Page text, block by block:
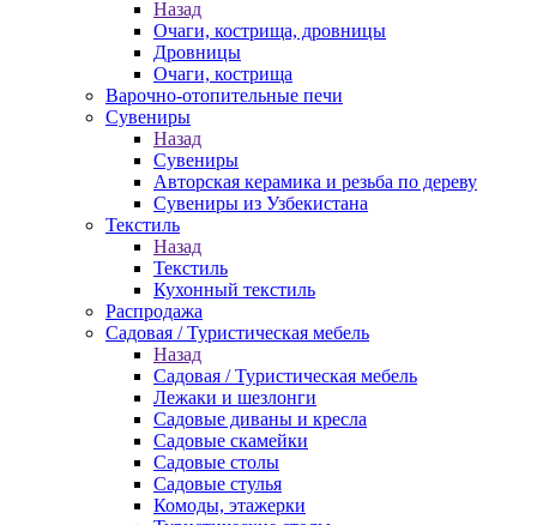
Назад
Очаги, кострища, дровницы
Дровницы
Очаги, кострища
Варочно-отопительные печи
Сувениры
Назад
Сувениры
Авторская керамика и резьба по дереву
Сувениры из Узбекистана
Текстиль
Назад
Текстиль
Кухонный текстиль
Распродажа
Садовая / Туристическая мебель
Назад
Садовая / Туристическая мебель
Лежаки и шезлонги
Садовые диваны и кресла
Садовые скамейки
Садовые столы
Садовые стулья
Комоды, этажерки